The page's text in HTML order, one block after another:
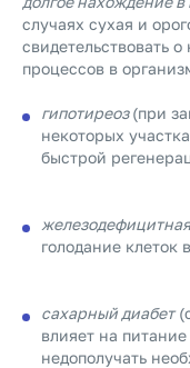
случаях сухая и
свидетельствовать
процессов в
гипотиреоз(при
некоторых
быстрой
голодание клеток
сахарный диабет
влияет на
недополучать